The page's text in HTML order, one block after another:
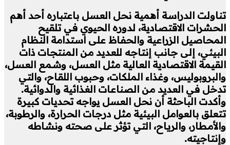
تناولت الدراسة أهمية نحل العسل باعتباره أحد أهم
الحشرات الاقتصادية، لدوره الحيوي في تلقيح
المحاصيل الزراعية والحفاظ على استدامة النظام
البيئي، إلى جانب إنتاجه للعديد من المنتجات ذات
القيمة الاقتصادية العالية مثل العسل، وشمع العسل،
والبروبوليس، وغذاء الملكات، وحبوب اللقاح، والتي
تدخل في العديد من الصناعات الغذائية والدوائية.
وأكدت الباحثة أن نحل العسل يواجه تحديات كبيرة
تتعلق بالعوامل البيئية مثل درجات الحرارة، والرطوبة،
والأمطار، والرياح، التي تؤثر على صحته ونشاطه
وإنتاجيته.